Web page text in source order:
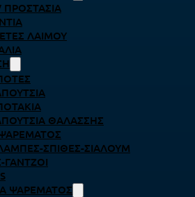
ΠΡΟΣΤΑΣΊΑ
ΛΑΊΜΟΥ
ΘΑΛΆΣΣΗΣ
ΣΠΊΘΕΣ-ΣΊΑΛΟΥΜ
ΨΑΡΈΜΑΤΟΣ